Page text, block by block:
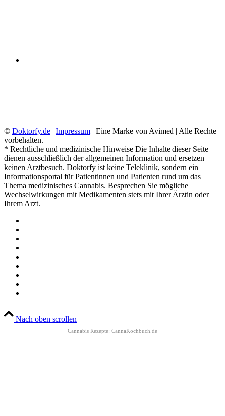
© Doktorfy.de | Impressum | Eine Marke von Avimed | Alle Rechte
vorbehalten.
* Rechtliche und medizinische Hinweise Die Inhalte dieser Seite
dienen ausschließlich der allgemeinen Information und ersetzen
keinen Arztbesuch. Doktorfy ist keine Teleklinik, sondern ein
Informationsportal für Patientinnen und Patienten rund um das
Thema medizinisches Cannabis. Besprechen Sie mögliche
Wechselwirkungen mit Medikamenten stets mit Ihrer Ärztin oder
Ihrem Arzt.
Nach oben scrollen
Cannabis Rezepte: CannaKochbuch.de